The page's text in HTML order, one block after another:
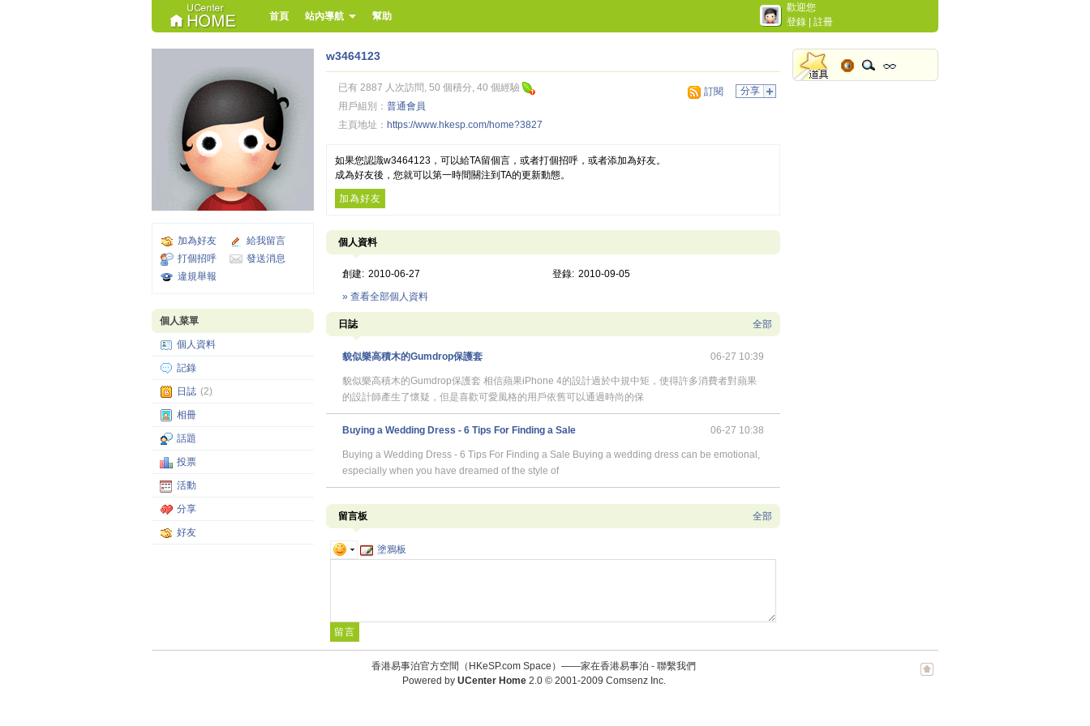
首頁 站內導航 幫助
歡迎您
登錄
註冊
加為好友
給我留言
打個招呼
發送消息
違規舉報
個人菜單
個人資料
記錄
日誌 (2)
相冊
話題
投票
活動
分享
好友
w3464123
分享
訂閱
已有 2887 人次訪問, 50 個積分, 40 個經驗
用戶組別： 普通會員
主頁地址： https://www.hkesp.com/home?3827
如果您認識w3464123，可以給TA留個言，或者打個招呼，或者添加為好友。
成為好友後，您就可以第一時間關注到TA的更新動態。
加為好友
個人資料
創建: 2010-06-27 登錄: 2010-09-05
» 查看全部個人資料
全部
日誌
06-27 10:39
貌似樂高積木的Gumdrop保護套
貌似樂高積木的Gumdrop保護套 相信蘋果iPhone 4的設計過於中規中矩，使得許多消費者對蘋果
的設計師產生了懷疑，但是喜歡可愛風格的用戶依舊可以通過時尚的保
06-27 10:38
Buying a Wedding Dress - 6 Tips For Finding a Sale
Buying a Wedding Dress - 6 Tips For Finding a Sale Buying a wedding dress can be emotional,
especially when you have dreamed of the style of
全部
留言板
塗鴉板
香港易事泊官方空間（HKeSP.com Space）——家在香港易事泊 - 聯繫我們
Powered by UCenter Home 2.0© 2001-2009 Comsenz Inc.